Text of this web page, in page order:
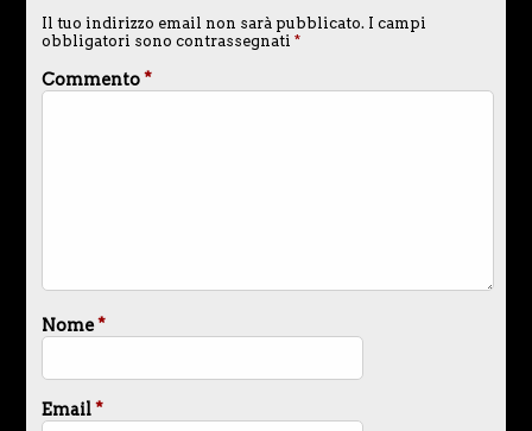
Il tuo indirizzo email non sarà pubblicato. I campi
obbligatori sono contrassegnati *
Commento*
Nome*
Email*